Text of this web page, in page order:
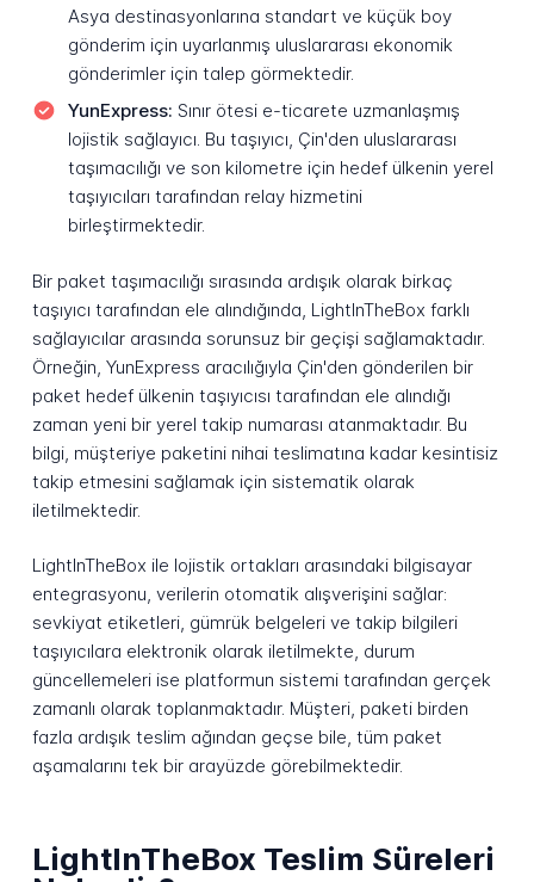
Asya destinasyonlarına standart ve küçük boy
gönderim için uyarlanmış uluslararası ekonomik
gönderimler için talep görmektedir.
YunExpress: Sınır ötesi e-ticarete uzmanlaşmış
lojistik sağlayıcı. Bu taşıyıcı, Çin'den uluslararası
taşımacılığı ve son kilometre için hedef ülkenin yerel
taşıyıcıları tarafından relay hizmetini
birleştirmektedir.
Bir paket taşımacılığı sırasında ardışık olarak birkaç
taşıyıcı tarafından ele alındığında, LightInTheBox farklı
sağlayıcılar arasında sorunsuz bir geçişi sağlamaktadır.
Örneğin, YunExpress aracılığıyla Çin'den gönderilen bir
paket hedef ülkenin taşıyıcısı tarafından ele alındığı
zaman yeni bir yerel takip numarası atanmaktadır. Bu
bilgi, müşteriye paketini nihai teslimatına kadar kesintisiz
takip etmesini sağlamak için sistematik olarak
iletilmektedir.
LightInTheBox ile lojistik ortakları arasındaki bilgisayar
entegrasyonu, verilerin otomatik alışverişini sağlar:
sevkiyat etiketleri, gümrük belgeleri ve takip bilgileri
taşıyıcılara elektronik olarak iletilmekte, durum
güncellemeleri ise platformun sistemi tarafından gerçek
zamanlı olarak toplanmaktadır. Müşteri, paketi birden
fazla ardışık teslim ağından geçse bile, tüm paket
aşamalarını tek bir arayüzde görebilmektedir.
LightInTheBox Teslim Süreleri